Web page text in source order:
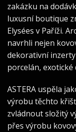
zakázku na
luxusní boutique
Elysées v Paříži.
navrhli nejen
dekorativní
porcelán,
ASTERA uspěla
výrobu těchto
zvládnout složitý
přes výrobu